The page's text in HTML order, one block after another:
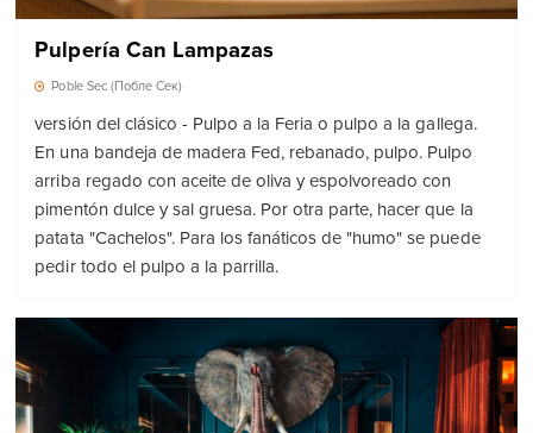
Pulpería Can Lampazas
Poble Sec (Побле Сек)
versión del clásico - Pulpo a la Feria o pulpo a la gallega.
En una bandeja de madera Fed, rebanado, pulpo. Pulpo
arriba regado con aceite de oliva y espolvoreado con
pimentón dulce y sal gruesa. Por otra parte, hacer que la
patata "Cachelos". Para los fanáticos de "humo" se puede
pedir todo el pulpo a la parrilla.